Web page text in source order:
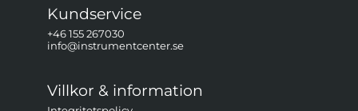
Kundservice
+46 155 267030
info@instrumentcenter.se
Villkor & information